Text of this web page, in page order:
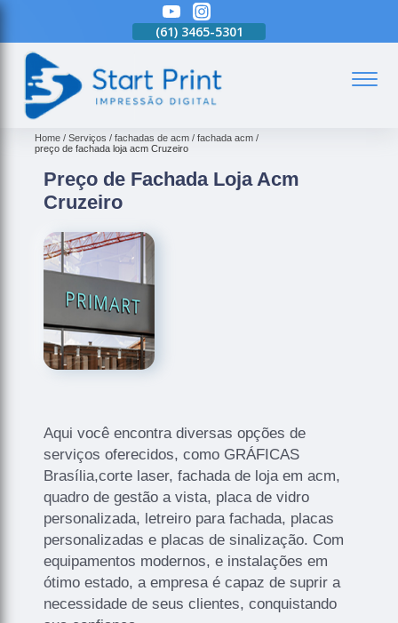
(61)3465-5301
Home Serviços fachadas de acm
fachada acm
preço de fachada loja acm Cruzeiro
Preço de Fachada Loja Acm
Cruzeiro
Aqui você encontra diversas opções de
serviços oferecidos, como GRÁFICAS
Brasília,corte laser, fachada de loja em acm,
quadro de gestão a vista, placa de vidro
personalizada, letreiro para fachada, placas
personalizadas e placas de sinalização. Com
equipamentos modernos, e instalações em
ótimo estado, a empresa é capaz de suprir a
necessidade de seus clientes, conquistando